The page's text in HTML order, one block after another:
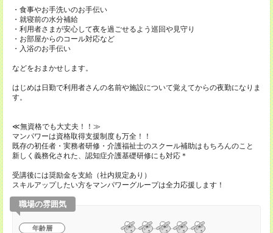
・食事やお手洗いのお手伝い
・就寝前の水分補給
・利用者さまが安心して夜を過ごせるよう巡回や見守り
・お部屋からのコール対応など
・入浴のお手伝い
などをおまかせします。
はじめは日勤で利用者さんの名前や施設について覚えてからの夜勤になりま
す。
≪無資格でも大丈夫！！≫
マンパワーは資格取得支援制度も万全！！
既存の初任者・実務者研修・介護福祉士のスクール補助はもちろんのこと
新しく義務化された、認知症介護基礎研修にも対応＊
受講後には奨励金を支給（社内規定あり）
スキルアップしたい方をマンパワーグループは全力応援します！
職場の雰囲気
年齢層